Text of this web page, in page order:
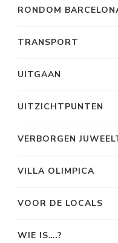
RONDOM
TRANSPORT
UITGAAN
UITZICHTPUNTEN
VERBORGEN
VILLA OLIMPICA
VOOR DE LOCALS
WIE IS….?